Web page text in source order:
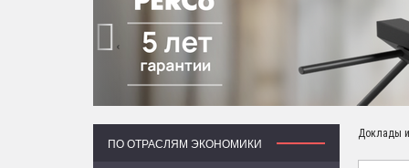
‹
ПО ОТРАСЛЯМ ЭКОНОМИКИ
Доклады